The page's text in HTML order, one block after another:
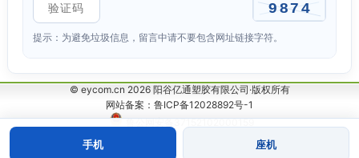
提示：为避免垃圾信息，留言中请不要包含网址链接字符。
手机 座机
© eycom.cn 2026 阳谷亿通塑胶有限公司·版权所有
网站备案：鲁ICP备12028892号-1
鲁公网安备37152102000159